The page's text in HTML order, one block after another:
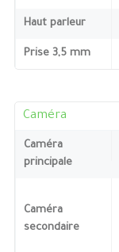
Haut parleur
Prise 3,5 mm
Caméra
Caméra
principale
Caméra
secondaire